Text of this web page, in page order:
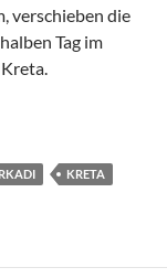
verschieben die
Tag im
KRETA